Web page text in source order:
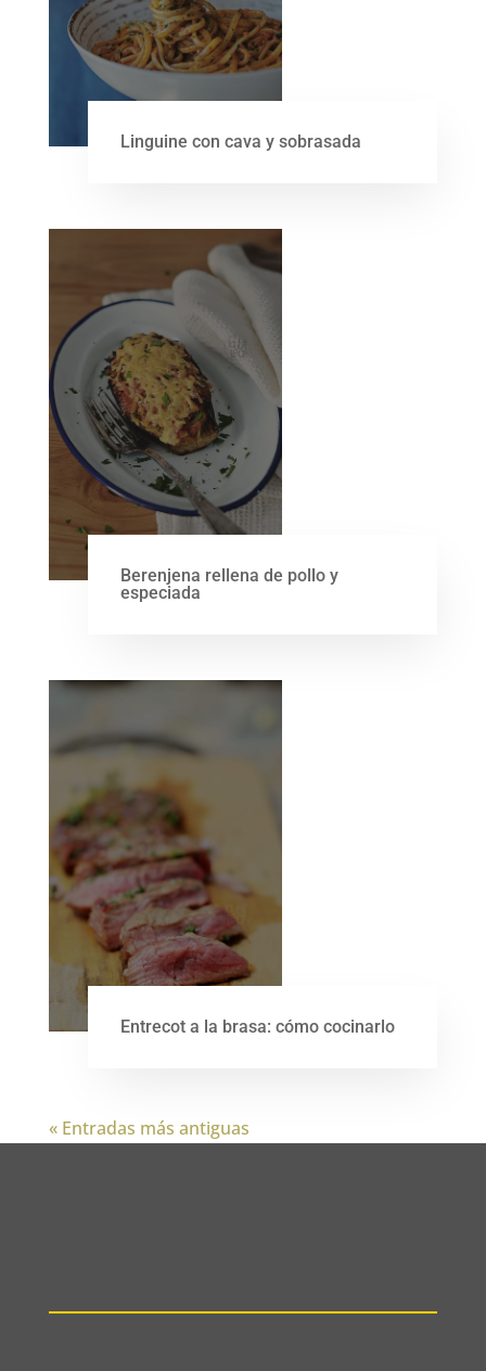
Linguine con cava y sobrasada
Berenjena rellena de pollo y
especiada
Entrecot a la brasa: cómo cocinarlo
« Entradas más antiguas